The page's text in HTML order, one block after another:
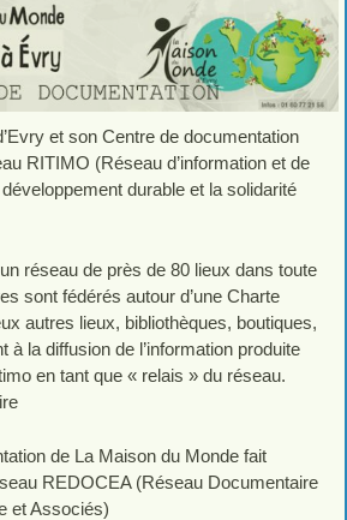
et son Centre de documentation
RITIMO (Réseau d’information et de
durable et la solidarité
réseau de près de 80 lieux dans toute
sont fédérés autour d’une Charte
autres lieux, bibliothèques, boutiques,
à la diffusion de l’information produite
en tant que « relais » du réseau.
de La Maison du Monde fait
REDOCEA (Réseau Documentaire
et Associés)